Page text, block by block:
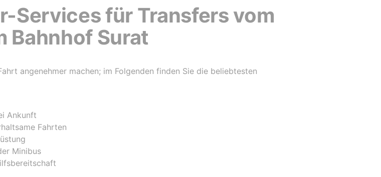
Services für Transfers vom
Bahnhof Surat
angenehmer machen; im Folgenden finden Sie die beliebtesten
Ankunft
Fahrten
Minibus